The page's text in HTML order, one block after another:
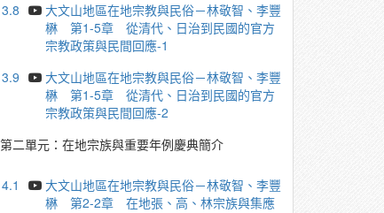
3.8
大文山地區在地宗教與民俗－林敬智、李豐
楙 第1-5章 從清代、日治到民國的官方
宗教政策與民間回應-1
3.9
大文山地區在地宗教與民俗－林敬智、李豐
楙 第1-5章 從清代、日治到民國的官方
宗教政策與民間回應-2
第二單元：在地宗族與重要年例慶典簡介
4.1
大文山地區在地宗教與民俗－林敬智、李豐
楙 第2-2章 在地張、高、林宗族與集應